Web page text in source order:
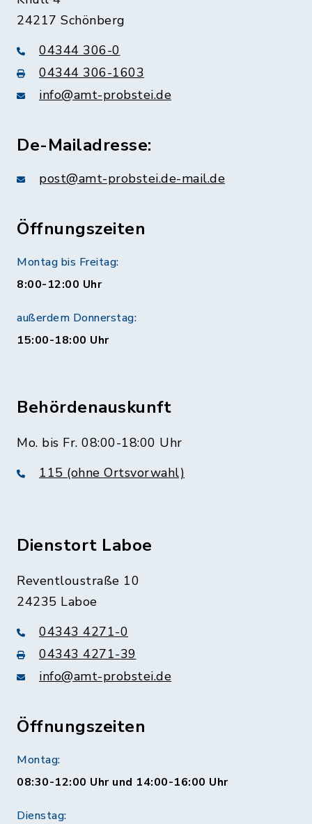
24217 Schönberg
04344 306-0
04344 306-1603
info@amt-probstei.de
De-Mailadresse:
post@amt-probstei.de-mail.de
Öffnungszeiten
Montag bis Freitag:
8:00-12:00 Uhr
außerdem Donnerstag:
15:00-18:00 Uhr
Behördenauskunft
Mo. bis Fr. 08:00-18:00 Uhr
115 (ohne Ortsvorwahl)
Dienstort Laboe
Reventloustraße 10
24235 Laboe
04343 4271-0
04343 4271-39
info@amt-probstei.de
Öffnungszeiten
Montag:
08:30-12:00 Uhr und 14:00-16:00 Uhr
Dienstag: